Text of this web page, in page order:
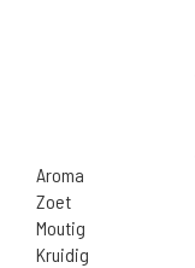
Aroma
Zoet
Moutig
Kruidig